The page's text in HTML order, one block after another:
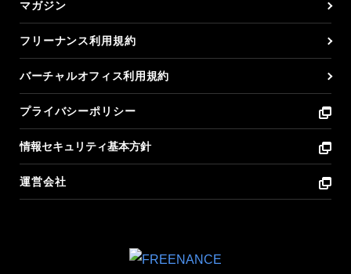
マガジン
フリーナンス利用規約
バーチャルオフィス利用規約
プライバシーポリシー
情報セキュリティ基本方針
運営会社